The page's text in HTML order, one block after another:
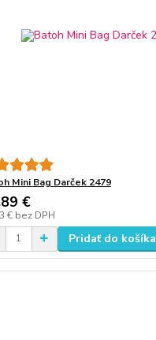
Mini Bag Darček 2479
€
€ bez DPH
Pridať do košíka